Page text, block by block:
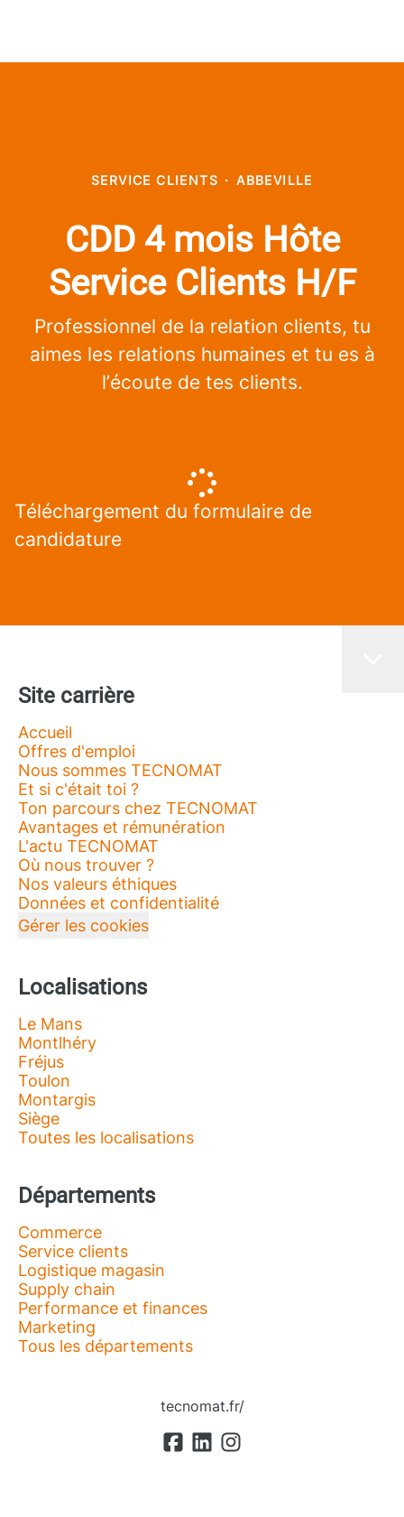
SERVICE CLIENTS · ABBEVILLE
CDD 4 mois Hôte
Service Clients H/F
Professionnel de la relation clients, tu
aimes les relations humaines et tu es à
l’écoute de tes clients.
Téléchargement du formulaire de
candidature
Site carrière
Accueil
Offres d'emploi
Nous sommes TECNOMAT
Et si c'était toi ?
Ton parcours chez TECNOMAT
Avantages et rémunération
L'actu TECNOMAT
Où nous trouver ?
Nos valeurs éthiques
Données et confidentialité
Gérer les cookies
Localisations
Le Mans
Montlhéry
Fréjus
Toulon
Montargis
Siège
Toutes les localisations
Départements
Commerce
Service clients
Logistique magasin
Supply chain
Performance et finances
Marketing
Tous les départements
tecnomat.fr/